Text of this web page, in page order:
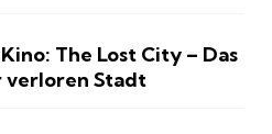
The Lost City – Das
verloren Stadt